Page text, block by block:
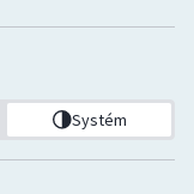
Systém